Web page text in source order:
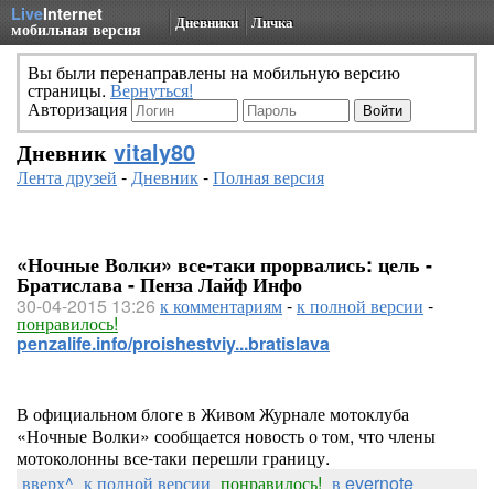
LiveInternet
мобильная версия Дневники Личка
Вы были перенаправлены на мобильную версию
страницы. Вернуться!
Авторизация
Дневник vitaly80
Лента друзей -Дневник-Полная версия
«Ночные Волки» все-таки прорвались: цель -
Братислава - Пенза Лайф Инфо
30-04-2015 13:26 к комментариям-к полной версии -
понравилось!
penzalife.info/proishestviy...bratislava
В официальном блоге в Живом Журнале мотоклуба
«Ночные Волки» сообщается новость о том, что члены
мотоколонны все-таки перешли границу.
вверх^ к полной версии понравилось! в evernote